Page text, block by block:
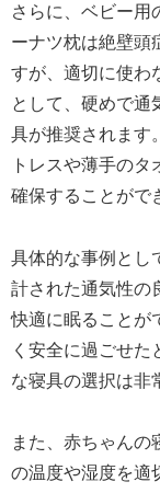
さらに、ベビー用
ーナツ枕は絶壁頭
すが、適切に使わ
として、硬めで通
具が推奨されます
トレスや薄手の
確保することがで
具体的な事例とし
計された通気性の
快適に眠ることが
く安全に過ごせた
な寝具の選択は非
また、赤ちゃんの
の温度や湿度を適